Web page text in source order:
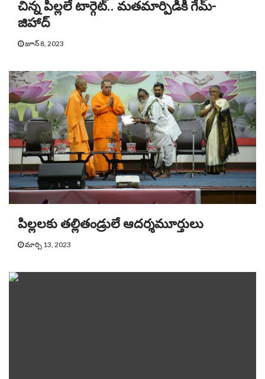
చిన్న పిల్లలే టార్గెట్.. మతమార్పిడికి గేమ్-
జిహాద్
జూన్ 8, 2023
పిల్లలకు తల్లితండ్రులే ఆదర్శమూర్తులు
మార్చి 13, 2023